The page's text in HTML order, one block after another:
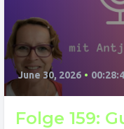
June 30, 2026 •
Folge 159: